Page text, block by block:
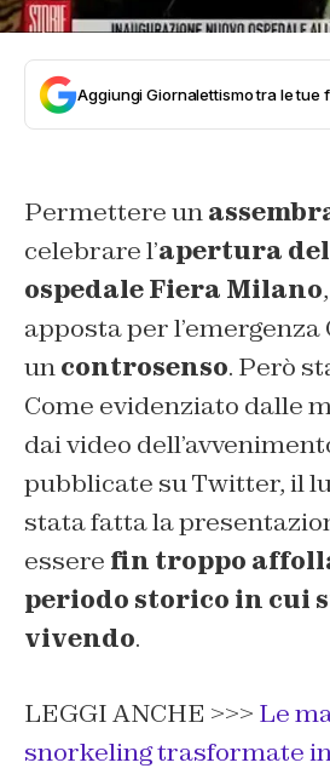
Aggiungi Giornalettismo tra le tue
Permettere un
celebrare l’apertura
ospedale Fiera Milano
apposta per
uncontrosenso. Però
Come evidenziato dalle
dai video
pubblicate su Twitter, il
stata fatta la
essere fin troppo
periodo storico in cui
vivendo.
LEGGI ANCHE >>> Le
snorkeling trasformate